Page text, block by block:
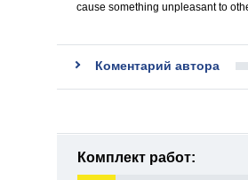
cause something unpleasant to
Коментарий автора
Комплект работ: